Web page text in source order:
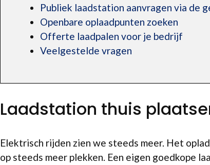
Publiek laadstation aanvragen via de
Openbare oplaadpunten zoeken
Offerte laadpalen voor je bedrijf
Veelgestelde vragen
Laadstation thuis
Elektrisch rijden zien we steeds meer. Het
op steeds meer plekken. Een eigen goedkope